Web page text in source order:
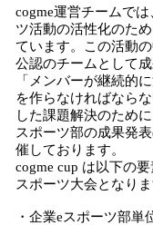
cogme運営チームで
ツ活動の活性化のた
ています。この活動
公認のチームとして
「メンバーが継続的
を作らなければなら
した課題解決のため
スポーツ部の成果発
催しております。
cogme cup は以下の
スポーツ大会となりま
・企業eスポーツ部単